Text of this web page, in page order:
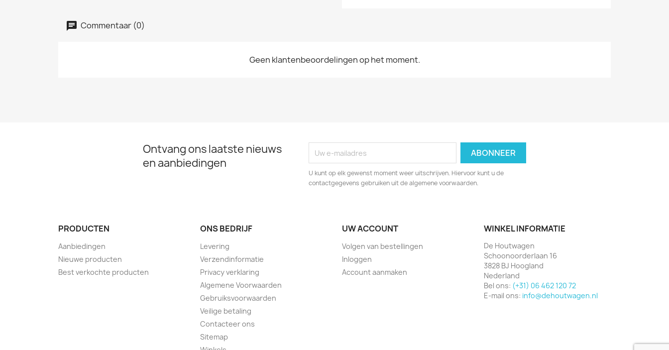
Commentaar (0)
Geen klantenbeoordelingen op het moment.
Ontvang ons laatste nieuws
en aanbiedingen
U kunt op elk gewenst moment weer uitschrijven. Hiervoor kunt u de
contactgegevens gebruiken uit de algemene voorwaarden.
PRODUCTEN
Aanbiedingen
Nieuwe producten
Best verkochte producten
ONS BEDRIJF
Levering
Verzendinformatie
Privacy verklaring
Algemene Voorwaarden
Gebruiksvoorwaarden
Veilige betaling
Contacteer ons
Sitemap
UW ACCOUNT
Volgen van bestellingen
Inloggen
Account aanmaken
WINKEL INFORMATIE
De Houtwagen
Schoonoorderlaan 16
3828 BJ Hoogland
Nederland
Bel ons: (+31) 06 462 120 72
E-mail ons: info@dehoutwagen.nl